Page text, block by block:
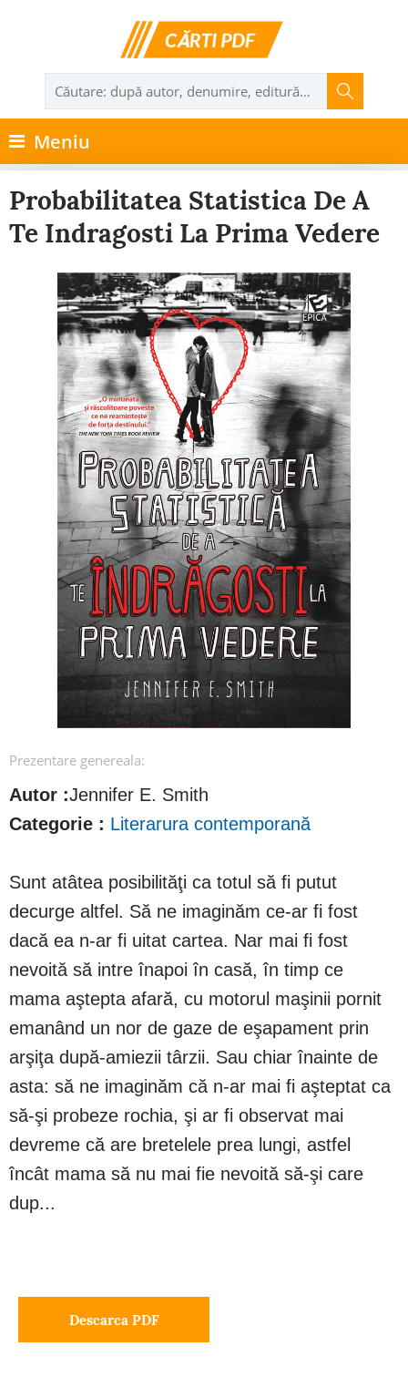
Meniu
Probabilitatea Statistica De A
Te Indragosti La Prima Vedere
Prezentare genereala:
Autor :Jennifer E. Smith
Categorie : Literarura contemporană
Sunt atâtea posibilităţi ca totul să fi putut
decurge altfel. Să ne imaginăm ce-ar fi fost
dacă ea n-ar fi uitat cartea. Nar mai fi fost
nevoită să intre înapoi în casă, în timp ce
mama aştepta afară, cu motorul maşinii pornit
emanând un nor de gaze de eşapament prin
arşiţa după-amiezii târzii. Sau chiar înainte de
asta: să ne imaginăm că n-ar mai fi aşteptat ca
să-şi probeze rochia, şi ar fi observat mai
devreme că are bretelele prea lungi, astfel
încât mama să nu mai fie nevoită să-şi care
dup...
Descarca PDF